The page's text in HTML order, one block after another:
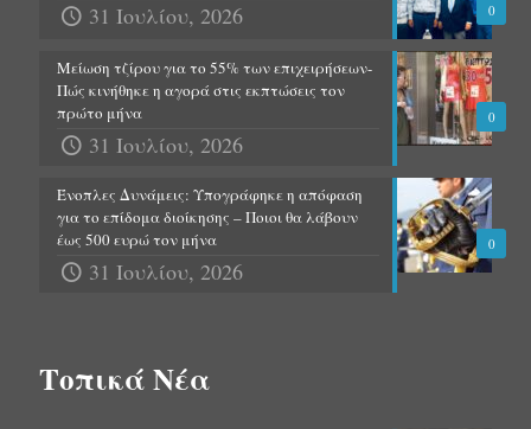
0
31 Ιουλίου, 2026
0
Μείωση τζίρου για το 55% των επιχειρήσεων-
Πώς κινήθηκε η αγορά στις εκπτώσεις τον
πρώτο μήνα
31 Ιουλίου, 2026
0
Ένοπλες Δυνάμεις: Υπογράφηκε η απόφαση
για το επίδομα διοίκησης – Ποιοι θα λάβουν
έως 500 ευρώ τον μήνα
31 Ιουλίου, 2026
Τοπικά Νέα